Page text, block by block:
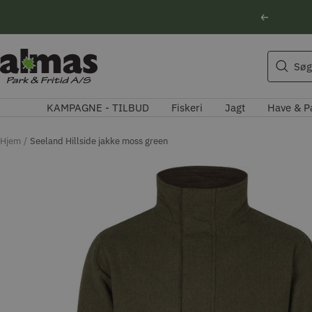
Forrige
Søg
Almas
Park
KAMPAGNE - TILBUD Fiskeri Jagt Have &
Hjem Seeland Hillside jakke moss green
Søgeforslag
Husqvarna motorsav
Kikkert
Natoptik